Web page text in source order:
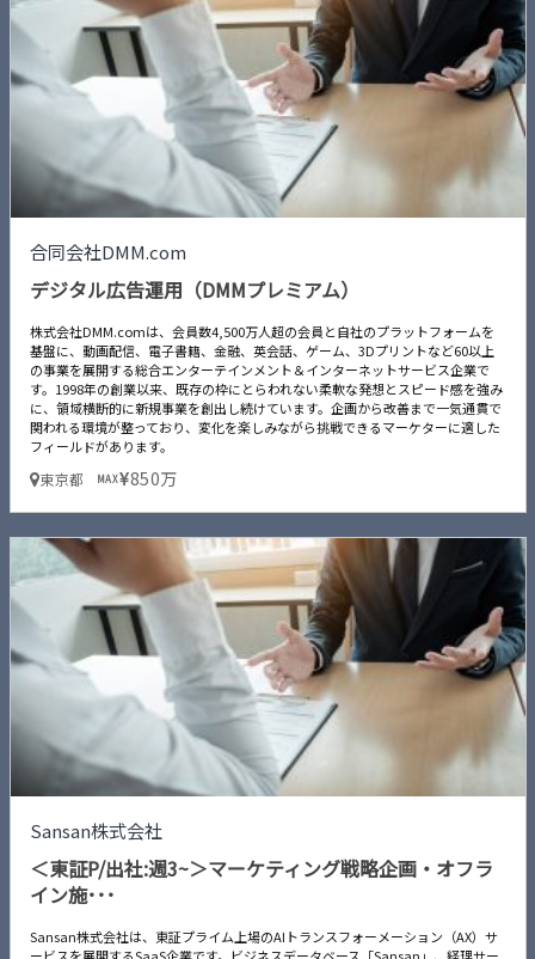
合同会社DMM.com
デジタル広告運用（DMMプレミアム）
株式会社DMM.comは、会員数4,500万人超の会員と自社のプラットフォームを
基盤に、動画配信、電子書籍、金融、英会話、ゲーム、3Dプリントなど60以上
の事業を展開する総合エンターテインメント＆インターネットサービス企業で
す。1998年の創業以来、既存の枠にとらわれない柔軟な発想とスピード感を強み
に、領域横断的に新規事業を創出し続けています。企画から改善まで一気通貫で
関われる環境が整っており、変化を楽しみながら挑戦できるマーケターに適した
フィールドがあります。
東京都 MAX 850万
Sansan株式会社
＜東証P/出社:週3~＞マーケティング戦略企画・オフラ
イン施･･･
Sansan株式会社は、東証プライム上場のAIトランスフォーメーション（AX）サ